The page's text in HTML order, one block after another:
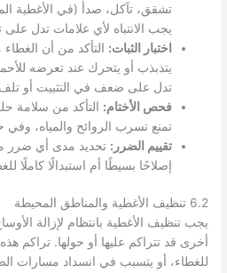
تشقق، تآكل، صدأ (في الأغطية
يجب الانتباه لأي علامات تدل على
اختبار الثبات: التأكد من أن
يتذبذب أو يتحرك عند تعرضه
تدل على ضعف في التثبيت أو
فحص الأختام: التأكد من سلامة
تمنع تسرب الروائح والمياه، وفي
تقييم الضرر: تحديد مدى أي ضرر
إصلاحًا بسيطًا أم استبدالًا كاملًا
6.2 تنظيف الأغطية والمناطق المحيطة
يجب تنظيف الأغطية بانتظام لإزالة
أخرى قد تتراكم عليها أو حولها. تراكم
للغطاء، أو يتسبب في انسداد مسارات